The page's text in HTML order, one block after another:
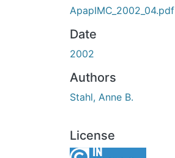
ApapIMC_2002_04.pdf
Date
2002
Authors
Stahl, Anne B.
License